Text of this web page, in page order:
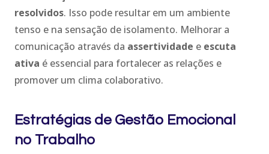
resolvidos. Isso pode resultar em um ambiente
tenso e na sensação de isolamento. Melhorar a
comunicação através da assertividade e escuta
ativa é essencial para fortalecer as relações e
promover um clima colaborativo.
Estratégias de Gestão Emocional
no Trabalho